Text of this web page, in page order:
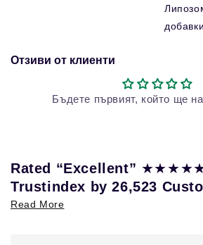
добавки
Отзиви от клиенти
Бъдете първият, който ще
Rated “Excellent”
Trustindex by 26,523
Read More